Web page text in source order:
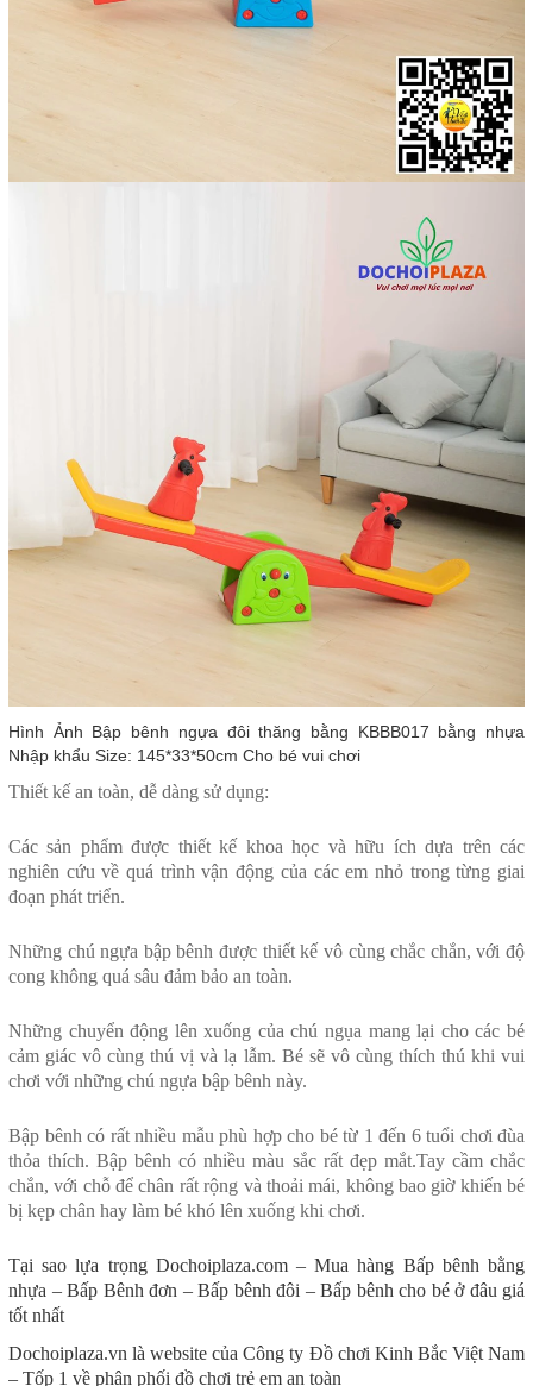
Hình Ảnh Bập bênh ngựa đôi thăng bằng KBBB017 bằng nhựa
Nhập khẩu Size: 145*33*50cm Cho bé vui chơi
Thiết kế an toàn, dễ dàng sử dụng:
Các sản phẩm được thiết kế khoa học và hữu ích dựa trên các
nghiên cứu về quá trình vận động của các em nhỏ trong từng giai
đoạn phát triển.
Những chú ngựa bập bênh được thiết kế vô cùng chắc chắn, với độ
cong không quá sâu đảm bảo an toàn.
Những chuyển động lên xuống của chú ngụa mang lại cho các bé
cảm giác vô cùng thú vị và lạ lẫm. Bé sẽ vô cùng thích thú khi vui
chơi với những chú ngựa bập bênh này.
Bập bênh có rất nhiều mẫu phù hợp cho bé từ 1 đến 6 tuổi chơi đùa
thỏa thích. Bập bênh có nhiều màu sắc rất đẹp mắt.Tay cầm chắc
chắn, với chỗ để chân rất rộng và thoải mái, không bao giờ khiến bé
bị kẹp chân hay làm bé khó lên xuống khi chơi.
Tại sao lựa trọng Dochoiplaza.com – Mua hàng Bấp bênh bằng
nhựa – Bấp Bênh đơn – Bấp bênh đôi – Bấp bênh cho bé ở đâu giá
tốt nhất
Dochoiplaza.vn là website của Công ty Đồ chơi Kinh Bắc Việt Nam
– Tốp 1 về phân phối đồ chơi trẻ em an toàn